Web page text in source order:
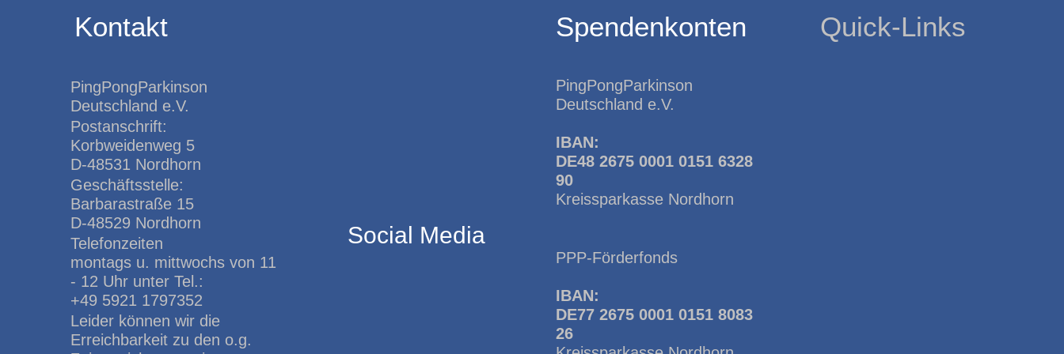
Kontakt
PingPongParkinson
Deutschland e.V.
Postanschrift:
Korbweidenweg 5
D-48531 Nordhorn
Geschäftsstelle:
Barbarastraße 15
D-48529 Nordhorn
Telefonzeiten
montags u. mittwochs von 11
- 12 Uhr unter Tel.:
+49 5921 1797352
Leider können wir die
Erreichbarkeit zu den o.g.
Social Media
Spendenkonten
PingPongParkinson
Deutschland e.V.
IBAN:
DE48 2675 0001 0151 6328
90
Kreissparkasse Nordhorn
PPP-Förderfonds
IBAN:
DE77 2675 0001 0151 8083
26
Quick-Links